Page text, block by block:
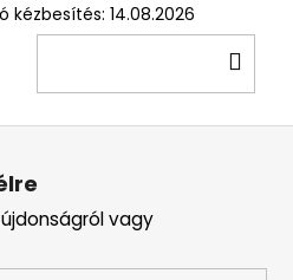
kézbesítés: 14.08.2026
vagy